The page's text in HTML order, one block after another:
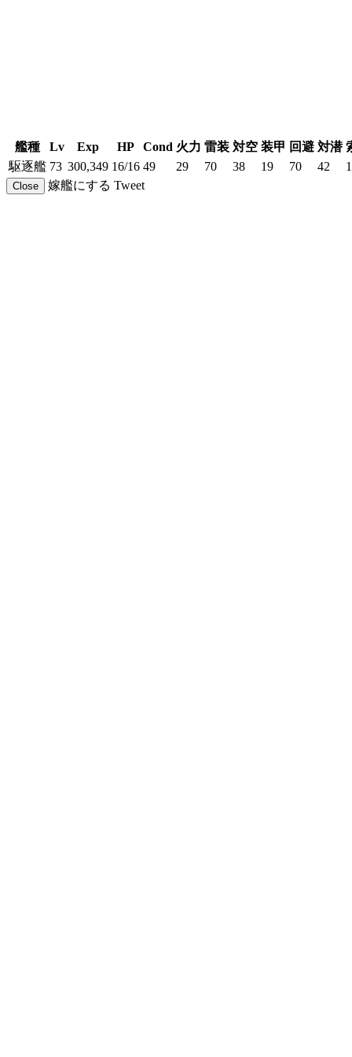
艦種 Lv Exp HP Cond 火力 雷装 対空 装甲 回避 対潜
駆逐艦 73 300,349 16/16 49 29 70 38 19 70 42
Close 嫁艦にする Tweet